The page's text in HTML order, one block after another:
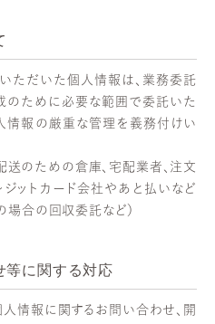
ただいた個人情報は、業務委託
のために必要な範囲で委託いた
情報の厳重な管理を義務付けい
送のための倉庫、宅配業者、注文
ットカード会社やあと払いなど
場合の回収委託など）
等に関する対応
情報に関するお問い合わせ、開